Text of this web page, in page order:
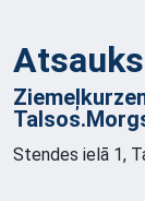
Stendes ielā 1,